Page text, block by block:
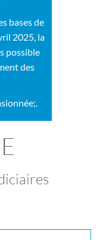
bases de
2025, la
possible
des